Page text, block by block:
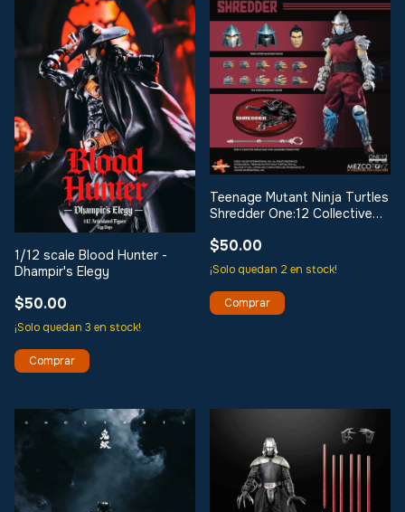
1/12 scale Blood Hunter -
Dhampir's Elegy
$50.00
¡Solo quedan 3 en stock!
Teenage Mutant Ninja Turtles
Shredder One:12 Collective
$50.00
¡Solo quedan 2 en stock!